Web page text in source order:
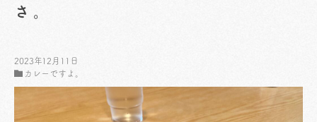
さ。
2023年12月11日
カレーですよ。